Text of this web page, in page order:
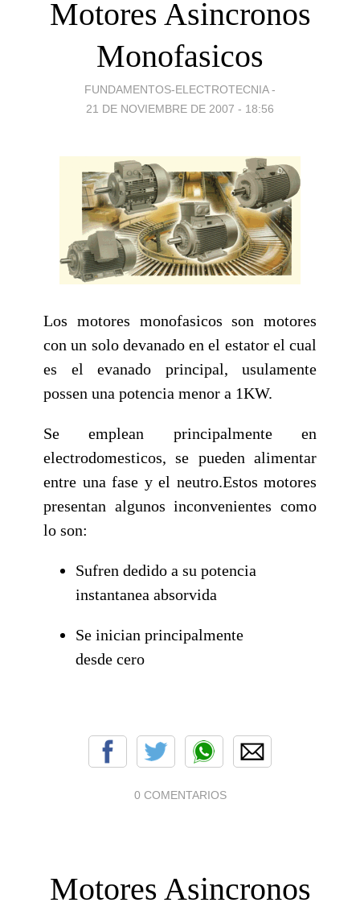
Motores Asincronos
Monofasicos
FUNDAMENTOS-ELECTROTECNIA -
21 DE NOVIEMBRE DE 2007 - 18:56
Los motores monofasicos son motores
con un solo devanado en el estator el cual
es el evanado principal, usulamente
possen una potencia menor a 1KW.
Se emplean principalmente en
electrodomesticos, se pueden alimentar
entre una fase y el neutro.Estos motores
presentan algunos inconvenientes como
lo son:
Sufren dedido a su potencia
instantanea absorvida
Se inician principalmente
desde cero
0 COMENTARIOS
Motores Asincronos